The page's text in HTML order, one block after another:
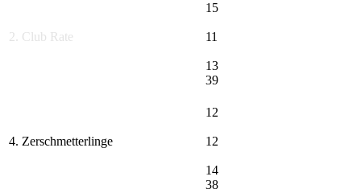
2. Club Rate
15
11
13
39
4. Zerschmetterlinge
12
12
14
38